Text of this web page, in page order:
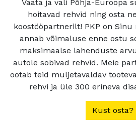
Vaata ja vali Põhja-Euroopa
hoitavad rehvid ning osta
koostööpartnerilt! PKP on
annab võimaluse enne ostu
maksimaalse lahenduste
autole sobivad rehvid. Meie
ootab teid muljetavaldav
rehvi ja üle 300 erineva
Kust osta?